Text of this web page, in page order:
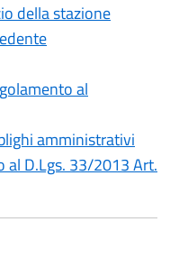
della stazione
al
amministrativi
al D.Lgs. 33/2013 Art.